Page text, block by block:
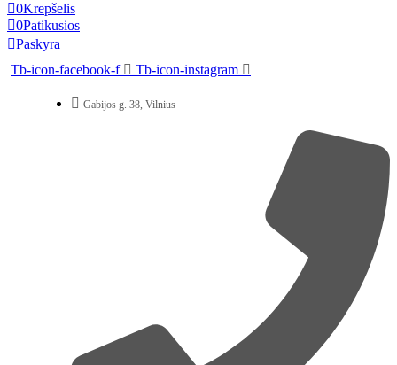
0Krepšelis
0Patikusios
Paskyra
Tb-icon-facebook-f
Tb-icon-instagram
Gabijos g. 38, Vilnius